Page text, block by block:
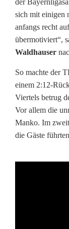
r
d
e
T
B
W
e
i
der
sich mit einigen
anfangs recht
übermotiviert“,
Waldhauser
So machte der
einem 2:12-
Viertels betrug
Vor allem die
Manko. Im
die Gäste